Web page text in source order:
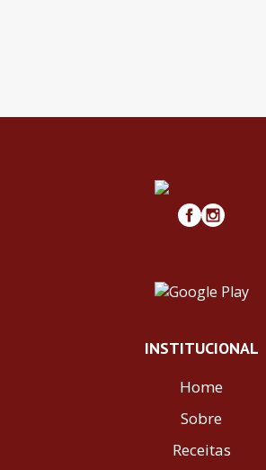
INSTITUCIONAL
Home
Sobre
Receitas